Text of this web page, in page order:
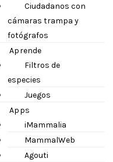
Ciudadanos con
cámaras trampa y
fotógrafos
Aprende
Filtros de
especies
Juegos
Apps
iMammalia
MammalWeb
Agouti